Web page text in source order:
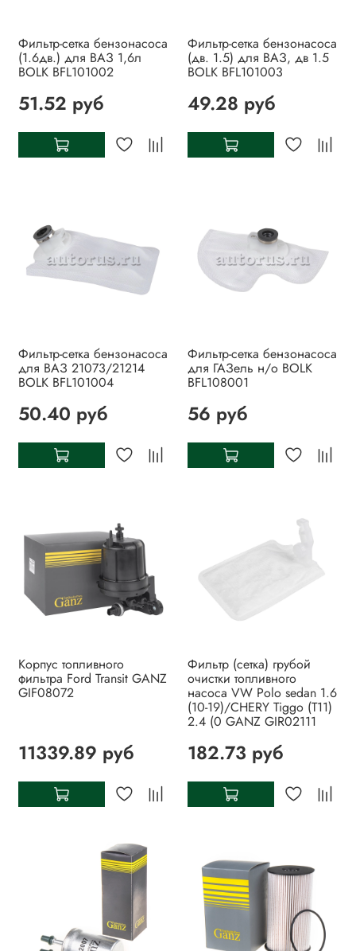
Фильтр-сетка бензонасоса
(1.6дв.) для ВАЗ 1,6л
BOLK BFL101002
51.52 руб
Фильтр-сетка бензонасоса
(дв. 1.5) для ВАЗ, дв 1.5
BOLK BFL101003
49.28 руб
Фильтр-сетка бензонасоса
для ВАЗ 21073/21214
BOLK BFL101004
50.40 руб
Фильтр-сетка бензонасоса
для ГАЗель н/о BOLK
BFL108001
56 руб
Корпус топливного
фильтра Ford Transit GANZ
GIF08072
11339.89 руб
Фильтр (сетка) грубой
очистки топливного
насоса VW Polo sedan 1.6
(10-19)/CHERY Tiggo (T11)
2.4 (0 GANZ GIR02111
182.73 руб